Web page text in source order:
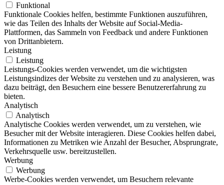
Funktional
Funktionale Cookies helfen, bestimmte Funktionen auszuführen,
wie das Teilen des Inhalts der Website auf Social-Media-
Plattformen, das Sammeln von Feedback und andere Funktionen
von Drittanbietern.
Leistung
Leistung
Leistungs-Cookies werden verwendet, um die wichtigsten
Leistungsindizes der Website zu verstehen und zu analysieren, was
dazu beiträgt, den Besuchern eine bessere Benutzererfahrung zu
bieten.
Analytisch
Analytisch
Analytische Cookies werden verwendet, um zu verstehen, wie
Besucher mit der Website interagieren. Diese Cookies helfen dabei,
Informationen zu Metriken wie Anzahl der Besucher, Absprungrate,
Verkehrsquelle usw. bereitzustellen.
Werbung
Werbung
Werbe-Cookies werden verwendet, um Besuchern relevante